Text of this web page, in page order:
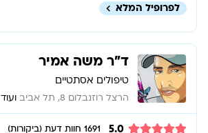
לפרופיל המלא
ד״ר משה אמיר
טיפולים אסתטיים
הרצל רוזנבלום 8, תל אביב ועוד 1 סניפים
5.0
1691 חוות דעת (ביקורות)